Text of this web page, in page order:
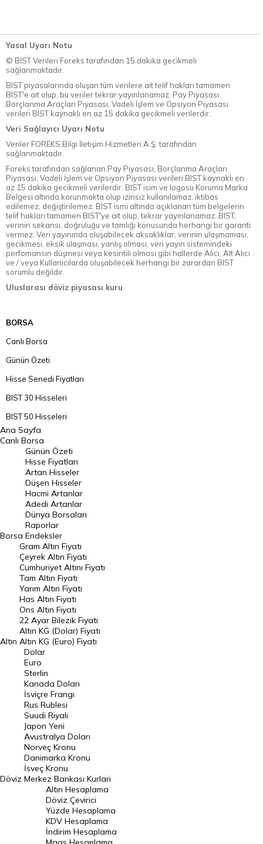
Yasal Uyarı Notu
© BİST Verileri Foreks tarafından 15 dakika gecikmeli
sağlanmaktadır.
BIST piyasalarında oluşan tüm verilere ait telif hakları tamamen
BIST'e ait olup, bu veriler tekrar yayınlanamaz. Pay Piyasası,
Borçlanma Araçları Piyasası, Vadeli İşlem ve Opsiyon Piyasası
verileri BIST kaynaklı en az 15 dakika gecikmeli verilerdir.
Veri Sağlayıcı Uyarı Notu
Veriler FOREKS Bilgi İletişim Hizmetleri A.Ş. tarafından
sağlanmaktadır.
Foreks tarafından sağlanan Pay Piyasası, Borçlanma Araçları
Piyasası, Vadeli İşlem ve Opsiyon Piyasası verileri BIST kaynaklı en
az 15 dakika gecikmeli verilerdir. BIST isim ve logosu Koruma Marka
Belgesi altında korunmakta olup izinsiz kullanılamaz, iktibas
edilemez, değiştirilemez. BIST ismi altında açıklanan tüm belgelerin
telif hakları tamamen BIST'ye ait olup, tekrar yayınlanamaz. BIST,
verinin sekansı, doğruluğu ve tamlığı konusunda herhangi bir garanti
vermez. Veri yayınında oluşabilecek aksaklıklar, verinin ulaşmaması,
gecikmesi, eksik ulaşması, yanlış olması, veri yayın sistemindeki
perfomansın düşmesi veya kesintili olması gibi hallerde Alıcı, Alt Alıcı
ve / veya Kullanıcılarda oluşabilecek herhangi bir zarardan BIST
sorumlu değildir.
Uluslarası döviz piyasası kuru
BORSA
Canlı Borsa
Günün Özeti
Hisse Senedi Fiyatları
BIST 30 Hisseleri
BIST 50 Hisseleri
BIST 100 Hisseleri
En Çok Artan Hisseler
En Çok Düşen Hisseler
Hacmi Artanlar
Geçmiş Kapanışlar
Dünya Borsaları
Raporlar
Endeksler
DÖVİZ
Döviz Kuru
Dolar Kuru
Euro Kuru
Pound Kuru
Frank Kuru
Riyal Kuru
Avustralya Doları
Danimarka Kronu Kuru
Kanada Doları Kuru
Norveç Kronu Kuru
İsveç Kronu Kuru
Japon Yeni Kuru
Serbest Piyasa Döviz Kurları
Ana Sayfa
Canlı Borsa
Borsa
Günün Özeti
Hisse Fiyatları
Artan Hisseler
Düşen Hisseler
Hacmi Artanlar
Adedi Artanlar
Dünya Borsaları
Raporlar
Endeksler
Altın
Gram Altın Fiyatı
Çeyrek Altın Fiyatı
Cumhuriyet Altını Fiyatı
Tam Altın Fiyatı
Yarım Altın Fiyatı
Has Altın Fiyatı
Ons Altın Fiyatı
22 Ayar Bilezik Fiyatı
Altın KG (Dolar) Fiyatı
Altın KG (Euro) Fiyatı
Döviz
Dolar
Euro
Sterlin
Kanada Doları
İsviçre Frangı
Rus Rublesi
Suudi Riyali
Japon Yeni
Avustralya Doları
Norveç Kronu
Danimarka Kronu
İsveç Kronu
Merkez Bankası Kurlari
Altın Hesaplama
Döviz Çevirici
Yüzde Hesaplama
KDV Hesaplama
İndirim Hesaplama